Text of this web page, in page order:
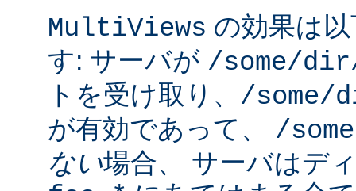
MultiViews の効果は
す: サーバが /some/
トを受け取り、 /some/
が有効であって、 /
ない場合、 サーバはデ